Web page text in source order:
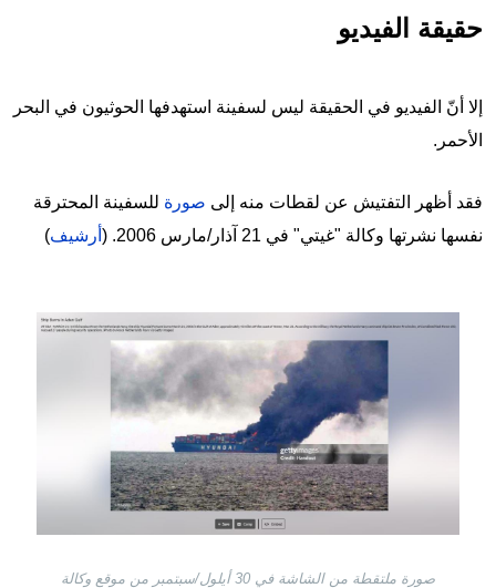
حقيقة الفيديو
إلا أنّ الفيديو في الحقيقة ليس لسفينة استهدفها الحوثيون في البحر
الأحمر.
فقد أظهر التفتيش عن لقطات منه إلى صورة للسفينة المحترقة
نفسها نشرتها وكالة "غيتي" في 21 آذار/مارس 2006. (
أرشيف)
Image
صورة ملتقطة من الشاشة في 30 أيلول/سبتمبر من موقع وكالة